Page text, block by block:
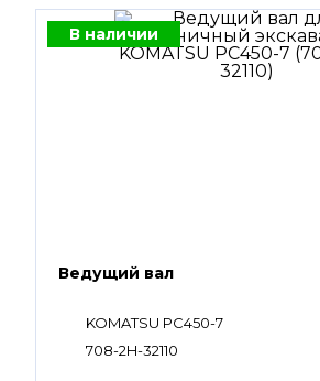
В наличии
Ведущий вал
KOMATSU PC450-7
708-2H-32110